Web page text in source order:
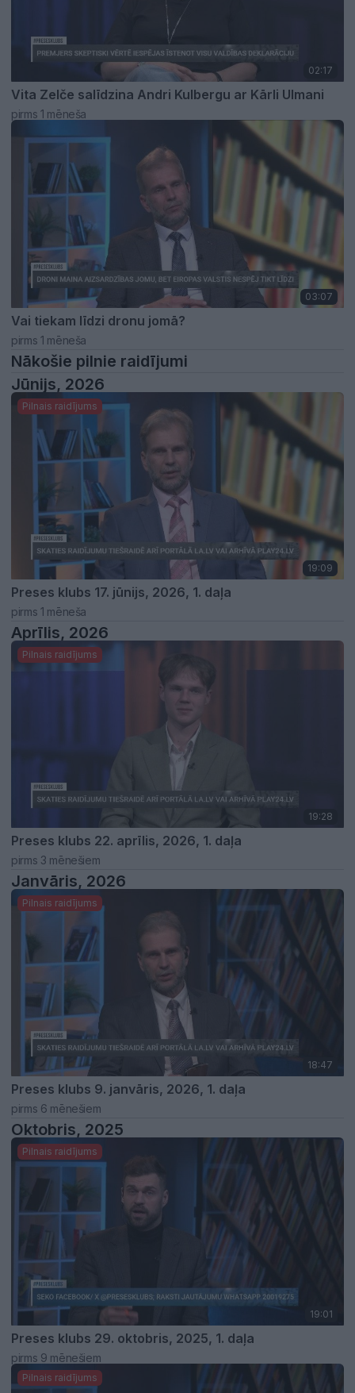
02:17
Vita Zelče salīdzina Andri Kulbergu ar Kārli Ulmani
pirms 1 mēneša
03:07
Vai tiekam līdzi dronu jomā?
pirms 1 mēneša
Nākošie pilnie raidījumi
Jūnijs, 2026
Pilnais raidījums
19:09
Preses klubs 17. jūnijs, 2026, 1. daļa
pirms 1 mēneša
Aprīlis, 2026
Pilnais raidījums
19:28
Preses klubs 22. aprīlis, 2026, 1. daļa
pirms 3 mēnešiem
Janvāris, 2026
Pilnais raidījums
18:47
Preses klubs 9. janvāris, 2026, 1. daļa
pirms 6 mēnešiem
Oktobris, 2025
Pilnais raidījums
19:01
Preses klubs 29. oktobris, 2025, 1. daļa
pirms 9 mēnešiem
Pilnais raidījums